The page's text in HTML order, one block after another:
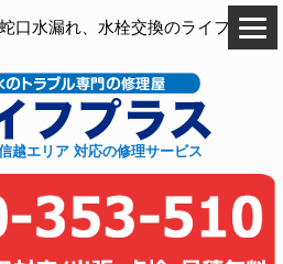
口水漏れ、水栓交換のライフプラ
越エリア 対応の修理サービス